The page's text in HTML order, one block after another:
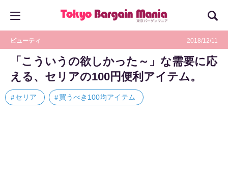
ビューティ 2018/12/11
「こういうの欲しかった～」な需要に応
える、セリアの100円便利アイテム。
セリア 買うべき100均アイテム